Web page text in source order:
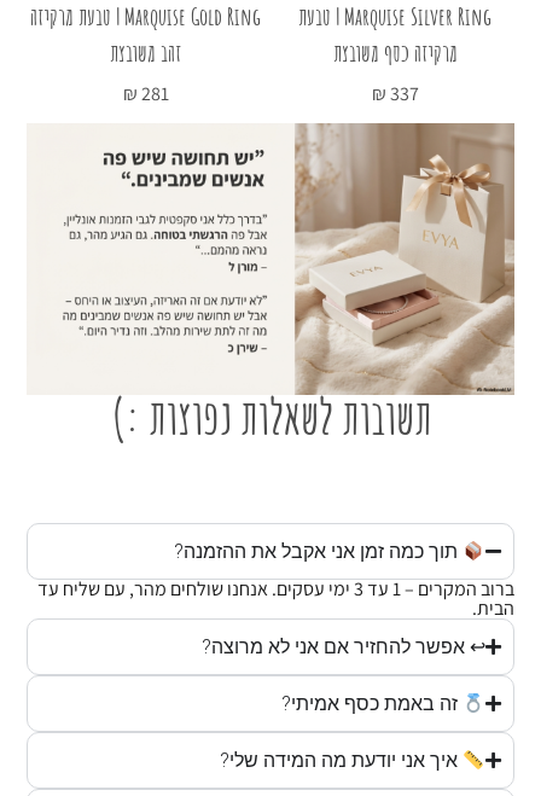
Marquise Silver Ring | טבעת
מרקיזה כסף משובצת
337
₪
Marquise Gold Ring | טבעת מרקיזה
זהב משובצת
281
₪
תשובות לשאלות נפוצות :)
תוך כמה זמן אני אקבל את ההזמנה?
ברוב המקרים – 1 עד 3 ימי עסקים. אנחנו שולחים מהר, עם שליח עד
הבית.
↩ אפשר להחזיר אם אני לא מרוצה?
זה באמת כסף אמיתי?
איך אני יודעת מה המידה שלי?